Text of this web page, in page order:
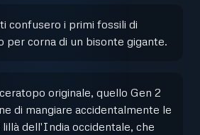
confusero i primi fossili di
per corna di un bisonte gigante.
originale, quello Gen 2
di mangiare accidentalmente le
lillà dell'India occidentale, che